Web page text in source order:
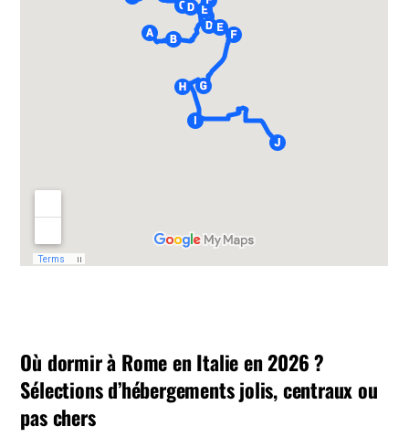
Où dormir à Rome en Italie en 2026 ?
Sélections d’hébergements jolis, centraux ou
pas chers